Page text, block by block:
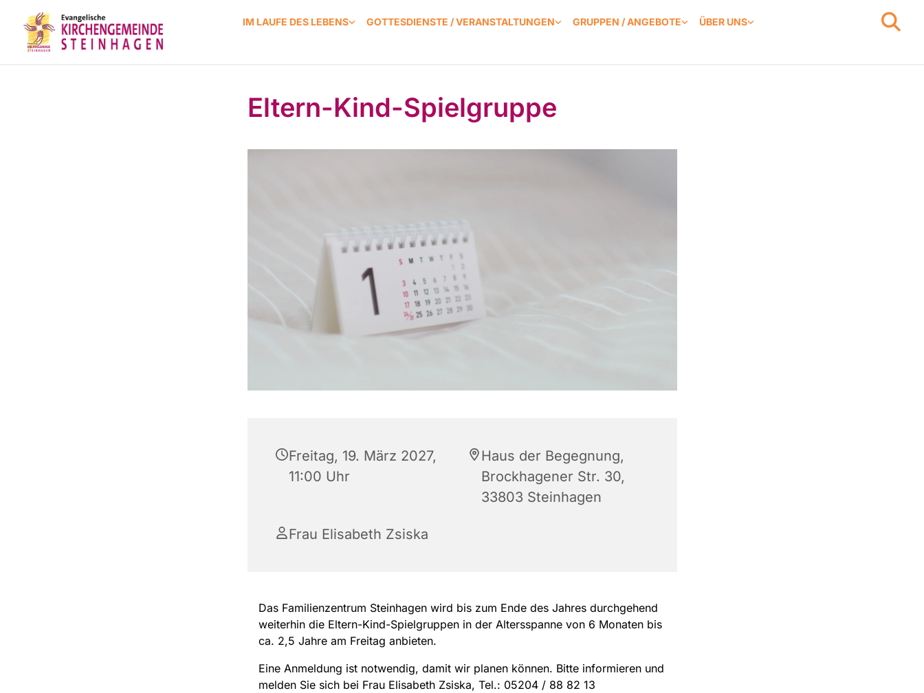
IM LAUFE DES LEBENS GOTTESDIENSTE / VERANSTALTUNGEN GRUPPEN / ANGEBOTE ÜBER UNS
Eltern-Kind-Spielgruppe
Freitag, 19. März 2027,
11:00 Uhr
Haus der Begegnung,
Brockhagener Str. 30,
33803 Steinhagen
Frau Elisabeth Zsiska
Das Familienzentrum Steinhagen wird bis zum Ende des Jahres durchgehend
weiterhin die Eltern-Kind-Spielgruppen in der Altersspanne von 6 Monaten bis
ca. 2,5 Jahre am Freitag anbieten.
Eine Anmeldung ist notwendig, damit wir planen können. Bitte informieren und
melden Sie sich bei Frau Elisabeth Zsiska, Tel.: 05204 / 88 82 13